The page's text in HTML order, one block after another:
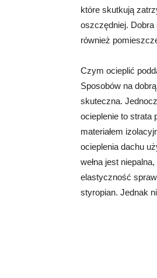
które skutkują
oszczędniej.
również
Czym ocieplić
Sposobów na
skuteczna.
ocieplenie to strata
materiałem
ocieplenia dachu
wełna jest
elastyczność
styropian. Jednak